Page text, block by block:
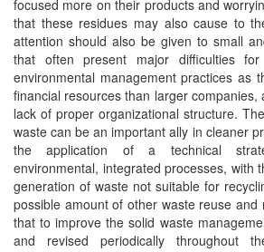
focused more on their products and
that these residues may also cause to
attention should also be given to small
that often present major difficulties
environmental management practices as
financial resources than larger companies,
lack of proper organizational structure.
waste can be an important ally in cleaner
the application of a technical
environmental, integrated processes, with
generation of waste not suitable for
possible amount of other waste reuse and
that to improve the solid waste
and revised periodically throughout